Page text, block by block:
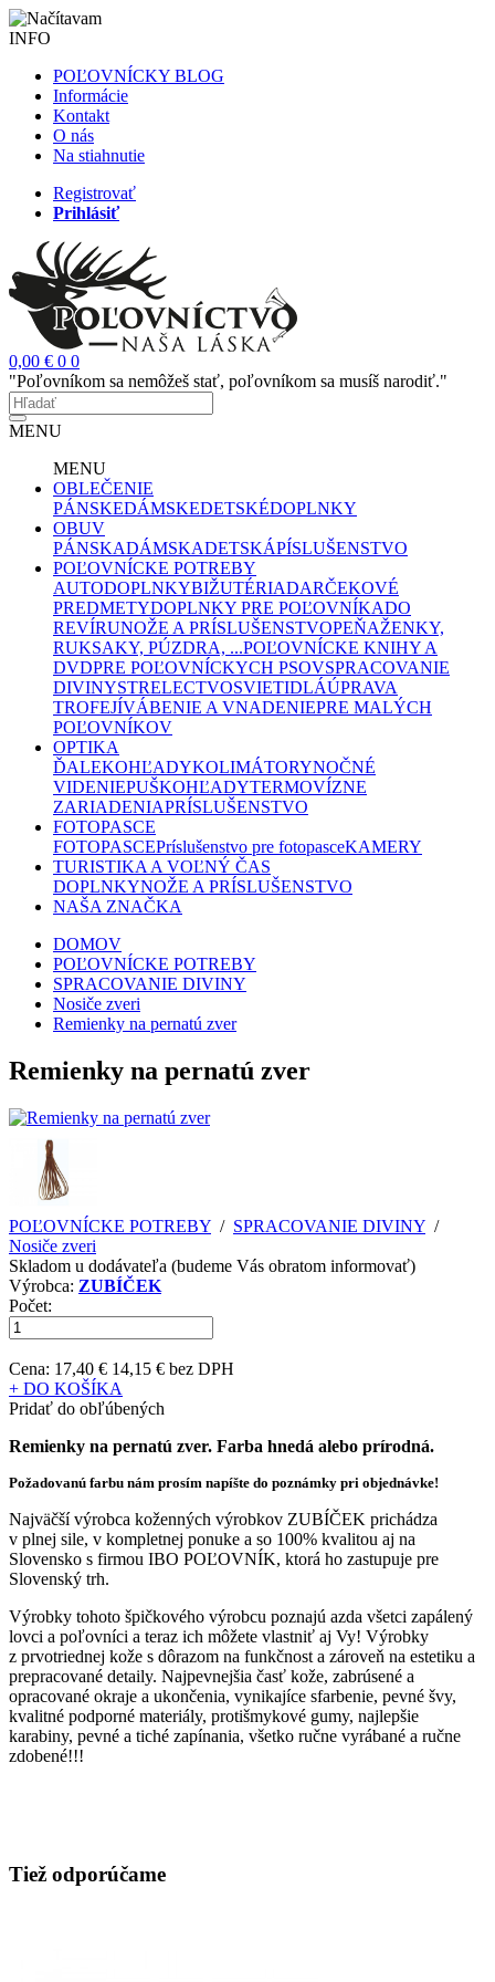
INFO
POĽOVNÍCKY BLOG
Informácie
Kontakt
O nás
Na stiahnutie
Registrovať
Prihlásiť
0,00 € 0 0
"Poľovníkom sa nemôžeš stať, poľovníkom sa musíš narodiť."
MENU
MENU
OBLEČENIE
PÁNSKEDÁMSKEDETSKÉDOPLNKY
OBUV
PÁNSKADÁMSKADETSKÁPÍSLUŠENSTVO
POĽOVNÍCKE POTREBY
AUTODOPLNKYBIŽUTÉRIADARČEKOVÉ
PREDMETYDOPLNKY PRE POĽOVNÍKADO
REVÍRUNOŽE A PRÍSLUŠENSTVOPEŇAŽENKY,
RUKSAKY, PÚZDRA, ...POĽOVNÍCKE KNIHY A
DVDPRE POĽOVNÍCKYCH PSOVSPRACOVANIE
DIVINYSTRELECTVOSVIETIDLÁÚPRAVA
TROFEJÍVÁBENIE A VNADENIEPRE MALÝCH
POĽOVNÍKOV
OPTIKA
ĎALEKOHĽADYKOLIMÁTORYNOČNÉ
VIDENIEPUŠKOHĽADYTERMOVÍZNE
ZARIADENIAPRÍSLUŠENSTVO
FOTOPASCE
FOTOPASCEPríslušenstvo pre fotopasceKAMERY
TURISTIKA A VOĽNÝ ČAS
DOPLNKYNOŽE A PRÍSLUŠENSTVO
NAŠA ZNAČKA
DOMOV
POĽOVNÍCKE POTREBY
SPRACOVANIE DIVINY
Nosiče zveri
Remienky na pernatú zver
Remienky na pernatú zver
POĽOVNÍCKE POTREBY / SPRACOVANIE DIVINY /
Nosiče zveri
Skladom u dodávateľa (budeme Vás obratom informovať)
Výrobca: ZUBÍČEK
Počet:
Cena: 17,40 € 14,15 € bez DPH
+ DO KOŠÍKA
Pridať do obľúbených
Remienky na pernatú zver. Farba hnedá alebo prírodná.
Požadovanú farbu nám prosím napíšte do poznámky pri objednávke!
Najväčší výrobca koženných výrobkov ZUBÍČEK prichádza
v plnej sile, v kompletnej ponuke a so 100% kvalitou aj na
Slovensko s firmou IBO POĽOVNÍK, ktorá ho zastupuje pre
Slovenský trh.
Výrobky tohoto špičkového výrobcu poznajú azda všetci zapálený
lovci a poľovníci a teraz ich môžete vlastniť aj Vy! Výrobky
z prvotriednej kože s dôrazom na funkčnost a zároveň na estetiku a
prepracované detaily. Najpevnejšia časť kože, zabrúsené a
opracované okraje a ukončenia, vynikajíce sfarbenie, pevné švy,
kvalitné podporné materiály, protišmykové gumy, najlepšie
karabiny, pevné a tiché zapínania, všetko ručne vyrábané a ručne
zdobené!!!
Tiež odporúčame